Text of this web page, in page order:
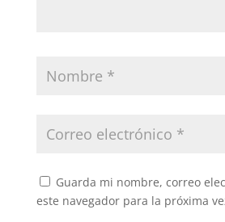
Guarda mi nombre, correo
este navegador para la próxima